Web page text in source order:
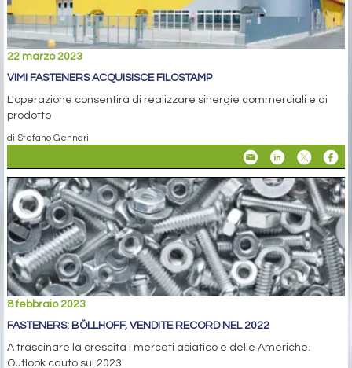
22 marzo 2023
VIMI FASTENERS ACQUISISCE FILOSTAMP
L'operazione consentirà di realizzare sinergie commerciali e di
prodotto
di Stefano Gennari
8 febbraio 2023
FASTENERS: BÖLLHOFF, VENDITE RECORD NEL 2022
A trascinare la crescita i mercati asiatico e delle Americhe.
Outlook cauto sul 2023